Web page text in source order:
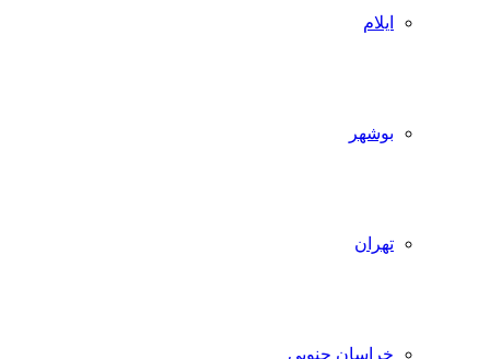
ایلام
بوشهر
تهران
خراسان جنوبی